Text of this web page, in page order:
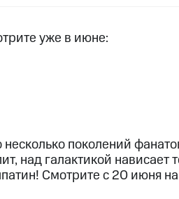
номер другого оператора
границей
Акции и скидки
уже в июне:
поколений
над галактикой нависает
Смотрите с 20 июня на